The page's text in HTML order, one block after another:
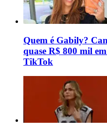
Quem é Gabily?
quase R$ 800 mil
TikTok